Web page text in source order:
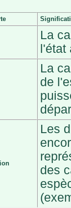
La
La
de
Les
des